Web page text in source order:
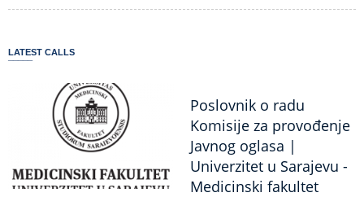
LATEST CALLS
Poslovnik o radu
Komisije za provođenje
Javnog oglasa |
Univerzitet u Sarajevu -
Medicinski fakultet